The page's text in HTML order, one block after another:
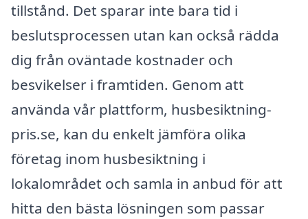
tillstånd. Det sparar inte bara tid i
beslutsprocessen utan kan också rädda
dig från oväntade kostnader och
besvikelser i framtiden. Genom att
använda vår plattform, husbesiktning-
pris.se, kan du enkelt jämföra olika
företag inom husbesiktning i
lokalområdet och samla in anbud för att
hitta den bästa lösningen som passar